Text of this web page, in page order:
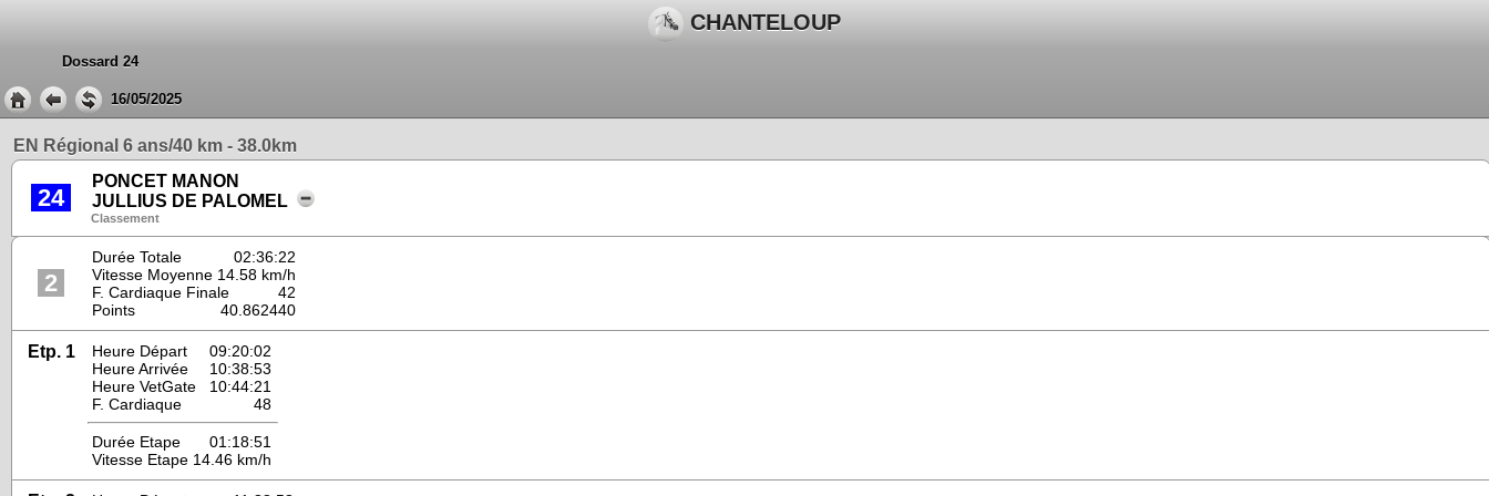
CHANTELOUP
Dossard 24
16/05/2025
EN Régional 6 ans/40 km - 38.0km
24
PONCET MANON
JULLIUS DE PALOMEL
Classement
2
Durée Totale
02:36:22
Vitesse Moyenne 14.58 km/h
F. Cardiaque Finale
42
Points
40.862440
Etp. 1 Heure Départ
09:20:02
Heure Arrivée
10:38:53
Heure VetGate
10:44:21
F. Cardiaque
48
Durée Etape
01:18:51
Vitesse Etape 14.46 km/h